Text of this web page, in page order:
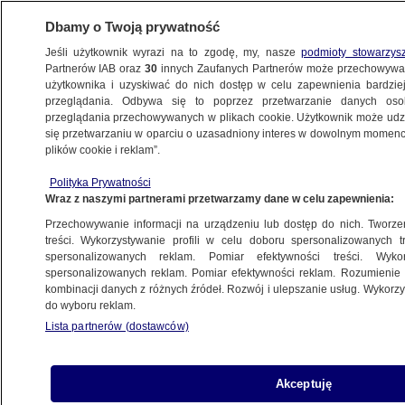
ŚWIAT
Aleksandra Wielkiego". Tusk zapyta May
o brexit
16.10.2018, 16:35
Udostępnij
Dbamy o Twoją prywatność
Jeśli użytkownik wyrazi na to zgodę, my, naszepodmioty
Partnerów IAB oraz30 innych Zaufanych Partnerów może
użytkownika i uzyskiwać do nich dostęp w celu zapewnienia
przeglądania. Odbywa się to poprzez przetwarzanie danych
przeglądania przechowywanych w plikach cookie. Użytkownik może
się przetwarzaniu w oparciu o uzasadniony interes w dowolnym
plików cookie i reklam”.
Polityka Prywatności
Wraz z naszymi partnerami przetwarzamy dane w celu zapewnienia:
Przechowywanie informacji na urządzeniu lub dostęp do nich.
treści. Wykorzystywanie profili w celu doboru spersonalizowanych
spersonalizowanych reklam. Pomiar efektywności treści.
spersonalizowanych reklam. Pomiar efektywności reklam.
kombinacji danych z różnych źródeł. Rozwój i ulepszanie usług.
do wyboru reklam.
Lista partnerów (dostawców)
Akceptuję